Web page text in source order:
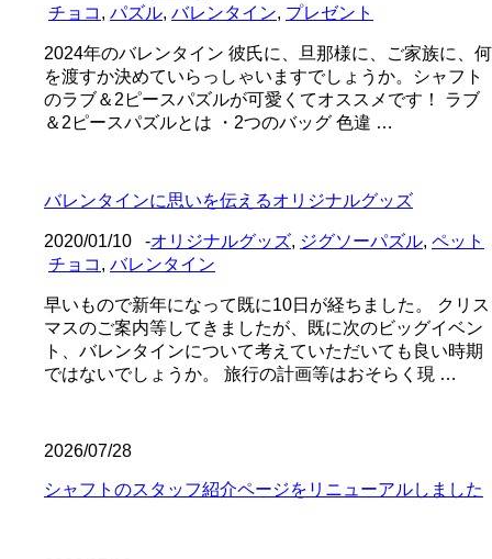
チョコ , パズル, バレンタイン, プレゼント
2024年のバレンタイン 彼氏に、旦那様に、ご家族に、何
を渡すか決めていらっしゃいますでしょうか。シャフト
のラブ＆2ピースパズルが可愛くてオススメです！ ラブ
＆2ピースパズルとは ・2つのバッグ 色違 …
バレンタインに思いを伝えるオリジナルグッズ
2020/01/10 -オリジナルグッズ, ジグソーパズル, ペット
チョコ , バレンタイン
早いもので新年になって既に10日が経ちました。 クリス
マスのご案内等してきましたが、既に次のビッグイベン
ト、バレンタインについて考えていただいても良い時期
ではないでしょうか。 旅行の計画等はおそらく現 …
2026/07/28
シャフトのスタッフ紹介ページをリニューアルしました